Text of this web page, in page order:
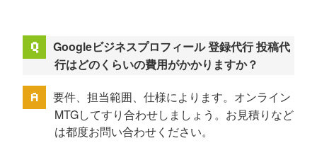
Googleビジネスプロフィール 登録代行 投稿代
行はどのくらいの費用がかかりますか？
要件、担当範囲、仕様によります。オンライン
MTGしてすり合わせしましょう。お見積りなど
は都度お問い合わせください。